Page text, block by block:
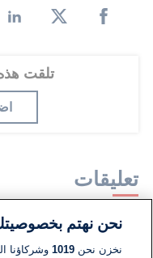
تلقت هذه
تعليقات
لا توجد تعليقات
نحن نهتم
نخزن نحن1019 وشركاؤنا